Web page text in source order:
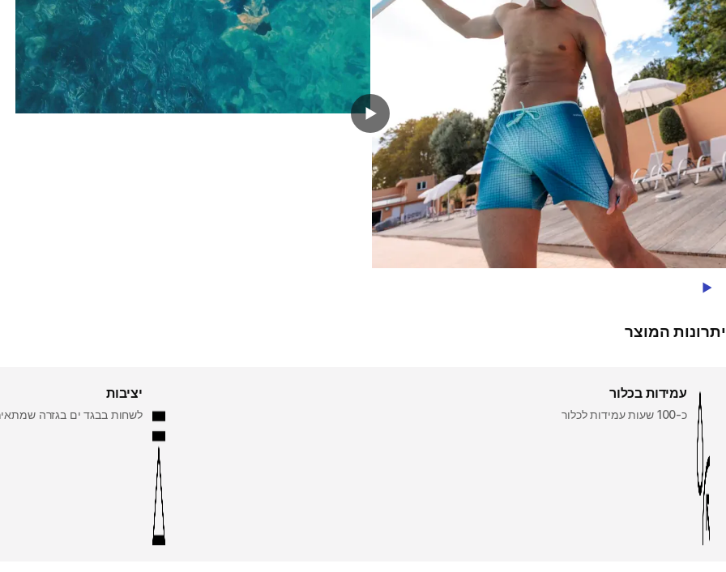
Play Video
יתרונות המוצר
עמידות בכלור
כ-100 שעות עמידות לכלור
יציבות
לשחות בבגד ים בגזרה